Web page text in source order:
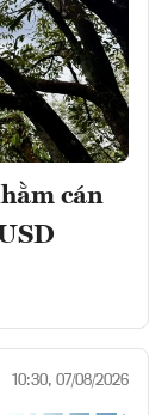
cán
10:30, 07/08/2026